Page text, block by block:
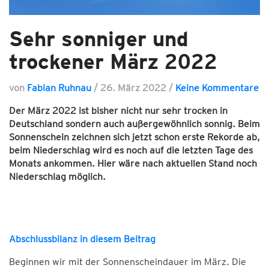
Sehr sonniger und
trockener März 2022
von Fabian Ruhnau / 26. März 2022 / Keine Kommentare
Der März 2022 ist bisher nicht nur sehr trocken in
Deutschland sondern auch außergewöhnlich sonnig. Beim
Sonnenschein zeichnen sich jetzt schon erste Rekorde ab,
beim Niederschlag wird es noch auf die letzten Tage des
Monats ankommen. Hier wäre nach aktuellen Stand noch
Niederschlag möglich.
Abschlussbilanz in diesem Beitrag
Beginnen wir mit der Sonnenscheindauer im März. Die